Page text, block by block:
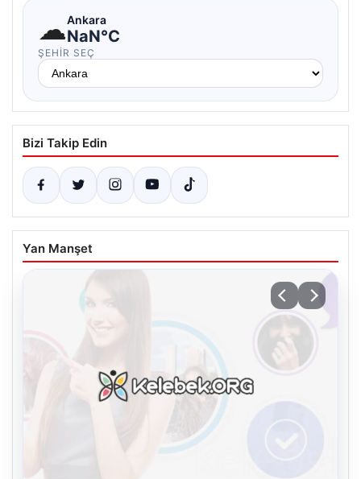
☁Ankara
NaN°C
ŞEHIR SEÇ
Bizi Takip Edin
Yan Manşet